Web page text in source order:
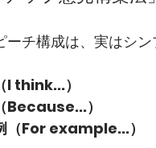
ーチ構成は、実はシン
I think...）
Because...）
（For example...）